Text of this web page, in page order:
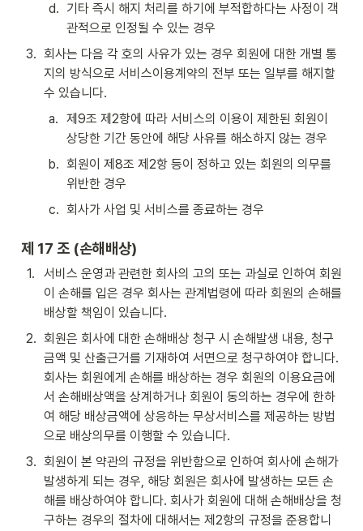
d. 기타 즉시 해지 처리를 하기에 부적합하다는 사정이 객
관적으로 인정될 수 있는 경우
3. 회사는 다음 각 호의 사유가 있는 경우 회원에 대한 개별 통
지의 방식으로 서비스이용계약의 전부 또는 일부를 해지할
수 있습니다.
a. 제9조 제2항에 따라 서비스의 이용이 제한된 회원이
상당한 기간 동안에 해당 사유를 해소하지 않는 경우
b. 회원이 제8조 제2항 등이 정하고 있는 회원의 의무를
위반한 경우
c. 회사가 사업 및 서비스를 종료하는 경우
제 17 조 (손해배상)
1.
서비스 운영과 관련한 회사의 고의 또는 과실로 인하여 회원
이 손해를 입은 경우 회사는 관계법령에 따라 회원의 손해를
배상할 책임이 있습니다.
2. 회원은 회사에 대한 손해배상 청구 시 손해발생 내용, 청구
금액 및 산출근거를 기재하여 서면으로 청구하여야 합니다.
회사는 회원에게 손해를 배상하는 경우 회원의 이용요금에
서 손해배상액을 상계하거나 회원이 동의하는 경우에 한하
여 해당 배상금액에 상응하는 무상서비스를 제공하는 방법
으로 배상의무를 이행할 수 있습니다.
3. 회원이 본 약관의 규정을 위반함으로 인하여 회사에 손해가
발생하게 되는 경우, 해당 회원은 회사에 발생하는 모든 손
해를 배상하여야 합니다. 회사가 회원에 대해 손해배상을 청
구하는 경우의 절차에 대해서는 제2항의 규정을 준용합니